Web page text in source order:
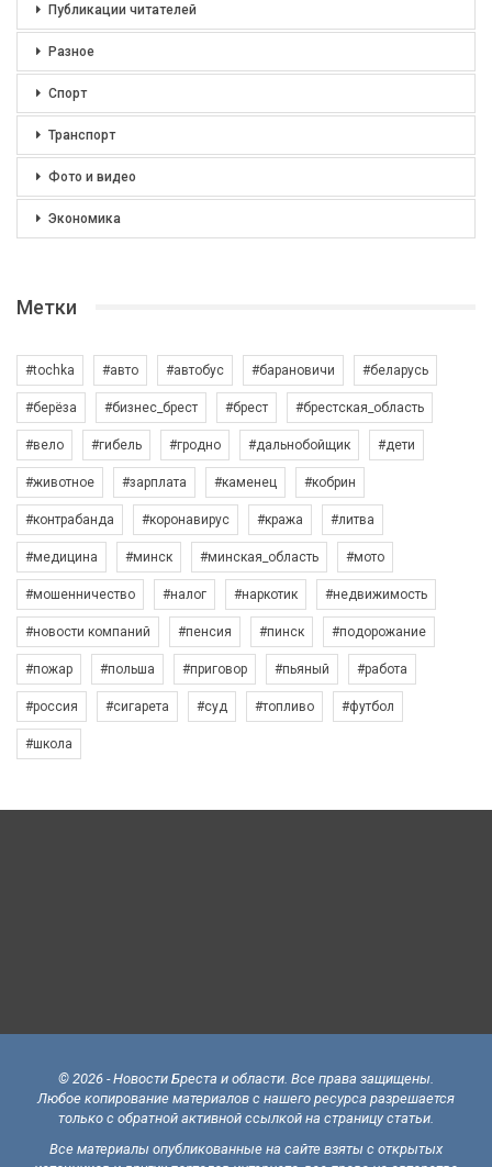
Публикации читателей
Разное
Спорт
Транспорт
Фото и видео
Экономика
Метки
#tochka #авто #автобус #барановичи #беларусь
#берёза #бизнес_брест #брест #брестская_область
#вело #гибель #гродно #дальнобойщик #дети
#животное #зарплата #каменец #кобрин
#контрабанда #коронавирус #кража #литва
#медицина #минск #минская_область #мото
#мошенничество #налог #наркотик #недвижимость
#новости компаний #пенсия #пинск #подорожание
#пожар #польша #приговор #пьяный #работа
#россия #сигарета #суд #топливо #футбол
#школа
© 2026 - Новости Бреста и области. Все права защищены.
Любое копирование материалов с нашего ресурса разрешается
только с обратной активной ссылкой на страницу статьи.
Все материалы опубликованные на сайте взяты с открытых